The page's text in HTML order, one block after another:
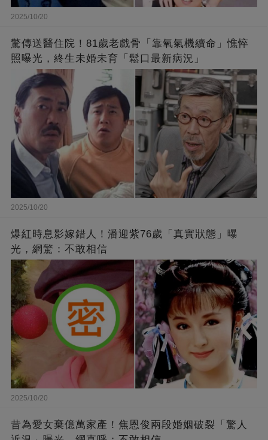
2025/10/20
驚傳送醫住院！81歲老戲骨「靠氧氣機續命」憔悴
照曝光，終生未婚未育「鬆口最新病況」
2025/10/20
爆紅時息影嫁錯人！潘迎紫76歲「真實狀態」曝
光，網驚：不敢相信
2025/10/20
昔為愛女棄億萬家產！焦恩俊兩段婚姻破裂「驚人